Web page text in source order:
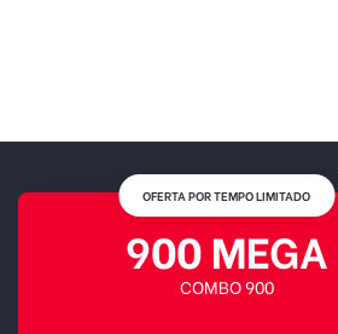
OFERTA POR TEMPO LIMITADO
900 MEGA
COMBO 900